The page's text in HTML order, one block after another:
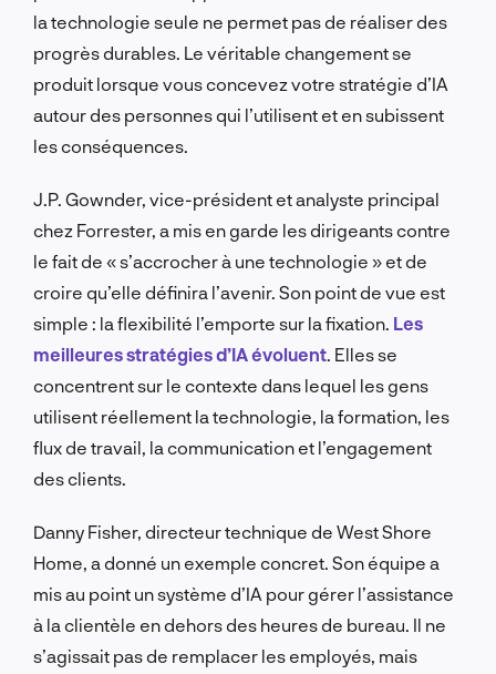
la technologie seule ne permet pas de réaliser des
progrès durables. Le véritable changement se
produit lorsque vous concevez votre stratégie d’IA
autour des personnes qui l’utilisent et en subissent
les conséquences.
J.P. Gownder, vice-président et analyste principal
chez Forrester, a mis en garde les dirigeants contre
le fait de « s’accrocher à une technologie » et de
croire qu’elle définira l’avenir. Son point de vue est
simple : la flexibilité l’emporte sur la fixation. Les
meilleures stratégies d’IA évoluent . Elles se
concentrent sur le contexte dans lequel les gens
utilisent réellement la technologie, la formation, les
flux de travail, la communication et l’engagement
des clients.
Danny Fisher, directeur technique de West Shore
Home, a donné un exemple concret. Son équipe a
mis au point un système d’IA pour gérer l’assistance
à la clientèle en dehors des heures de bureau. Il ne
s’agissait pas de remplacer les employés, mais